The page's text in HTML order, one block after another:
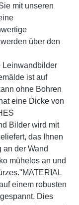
mit unseren
über den
Leinwandbilder
ist auf
ohne Bohren
eine Dicke von
Bilder wird mit
das Ihnen
der Wand
mühelos an und
einem robusten
Dies